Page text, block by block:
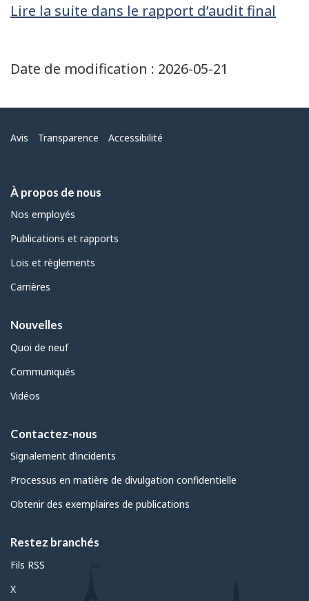
Lire la suite dans le rapport d’audit final
Date de modification : 2026-05-21
Menu
Avis Transparence Accessibilité
À propos de nous
Nos employés
Publications et rapports
Lois et règlements
Carrières
Nouvelles
Quoi de neuf
Communiqués
Vidéos
Contactez-nous
Signalement d’incidents
Processus en matière de divulgation confidentielle
Obtenir des exemplaires de publications
Restez branchés
Fils RSS
X